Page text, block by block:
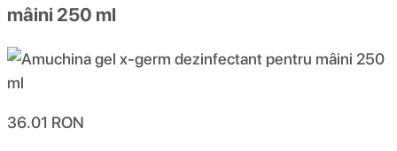
mâini 250 ml
36.01 RON